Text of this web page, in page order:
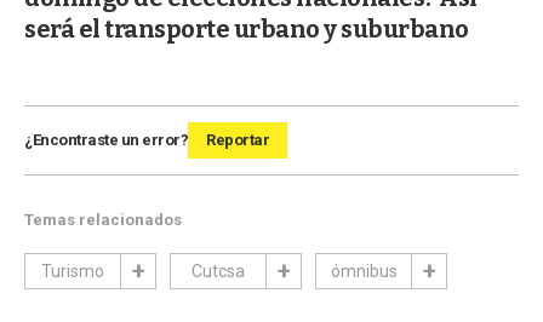
será el transporte urbano y suburbano
¿Encontraste un error? Reportar
Temas relacionados
Turismo Cutcsa ómnibus